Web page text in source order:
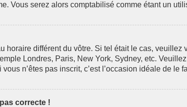
Vous serez alors comptabilisé comme étant un
horaire différent du vôtre. Si tel était le cas,
Londres, Paris, New York, Sydney, etc.
n’êtes pas inscrit, c’est l’occasion idéale de le
correcte !